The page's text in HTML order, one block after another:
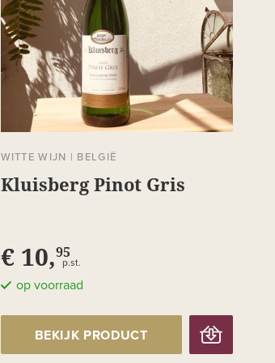
WITTE WIJN | BELGIË
Kluisberg Pinot Gris
€ 10,95
p.st.
op voorraad
BEKIJK PRODUCT